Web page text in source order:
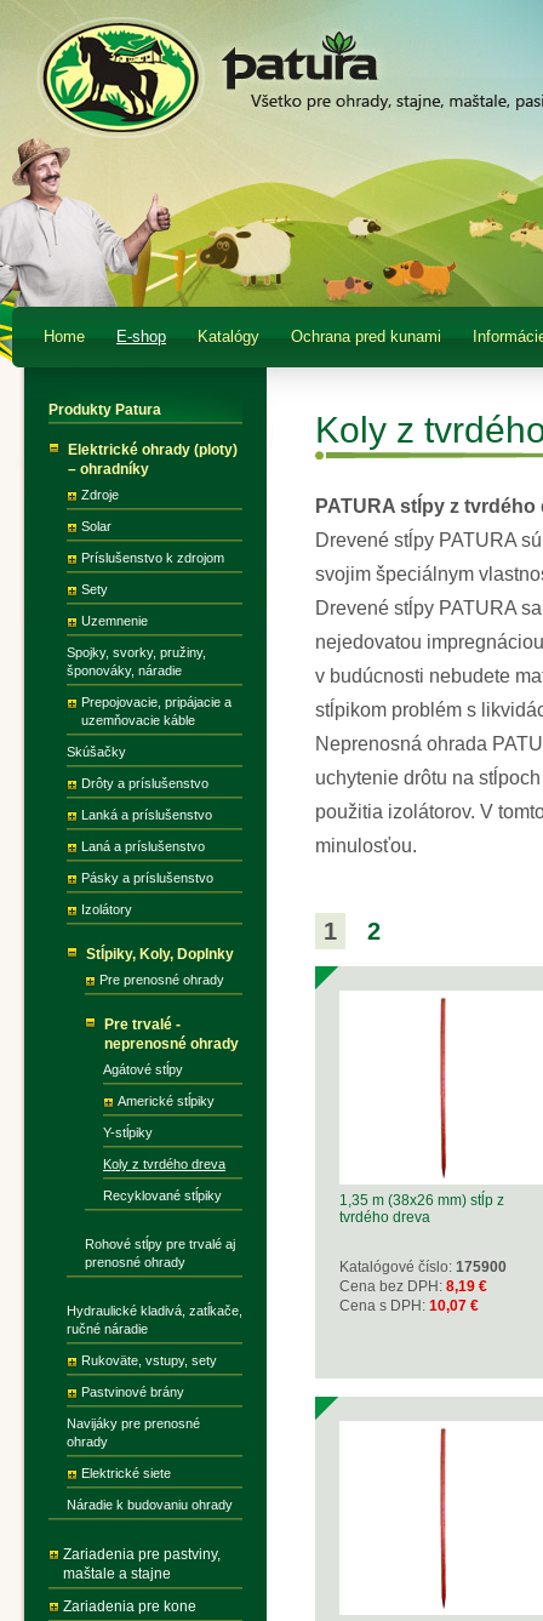
Home E-shop Katalógy Ochrana pred kunami
Produkty Patura
Elektrické ohrady (ploty)
– ohradníky
Zdroje
Solar
Príslušenstvo k zdrojom
Sety
Uzemnenie
Spojky, svorky, pružiny,
šponováky, náradie
Prepojovacie, pripájacie a
uzemňovacie káble
Skúšačky
Drôty a príslušenstvo
Lanká a príslušenstvo
Laná a príslušenstvo
Pásky a príslušenstvo
Izolátory
Stĺpiky, Koly, Doplnky
Pre prenosné ohrady
Pre trvalé -
neprenosné ohrady
Agátové stĺpy
Americké stĺpiky
Y-stĺpiky
Koly z tvrdého dreva
Recyklované stĺpiky
Rohové stĺpy pre trvalé aj
prenosné ohrady
Hydraulické kladivá, zatĺkače,
ručné náradie
Rukoväte, vstupy, sety
Pastvinové brány
Navijáky pre prenosné
ohrady
Elektrické siete
Náradie k budovaniu ohrady
Zariadenia pre pastviny,
maštale a stajne
Zariadenia pre kone
Koly z
PATURA stĺpy z
Drevené stĺpy PATURA
svojim špeciálnym
Drevené stĺpy PATURA
nejedovatou
v budúcnosti nebudete
stĺpikom problém s
Neprenosná ohrada
uchytenie drôtu na
použitia izolátorov. V
minulosťou.
1 2
1,35 m (38x26 mm) stĺp z
tvrdého dreva
Katalógové číslo: 175900
Cena bez DPH: 8,19 €
Cena s DPH: 10,07 €